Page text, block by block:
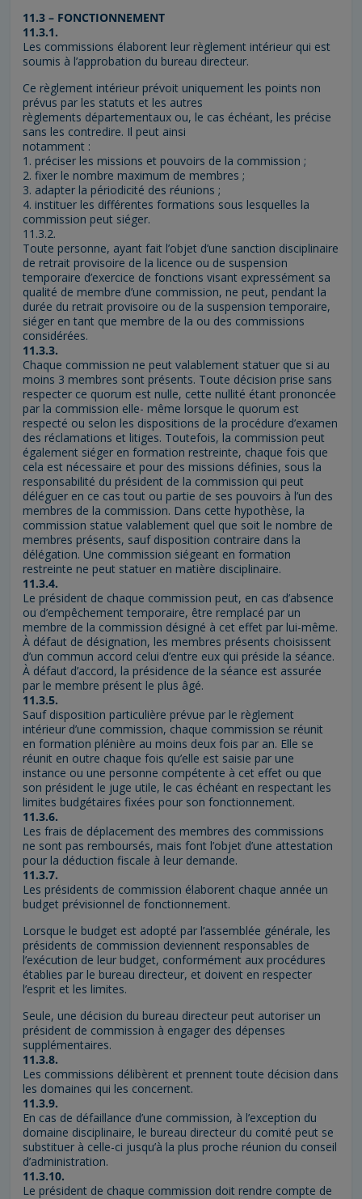
11.3 – FONCTIONNEMENT
11.3.1.
Les commissions élaborent leur règlement intérieur qui est
soumis à l’approbation du bureau directeur.
Ce règlement intérieur prévoit uniquement les points non
prévus par les statuts et les autres
règlements départementaux ou, le cas échéant, les précise
sans les contredire. Il peut ainsi
notamment :
1. préciser les missions et pouvoirs de la commission ;
2. fixer le nombre maximum de membres ;
3. adapter la périodicité des réunions ;
4. instituer les différentes formations sous lesquelles la
commission peut siéger.
11.3.2.
Toute personne, ayant fait l’objet d’une sanction disciplinaire
de retrait provisoire de la licence ou de suspension
temporaire d’exercice de fonctions visant expressément sa
qualité de membre d’une commission, ne peut, pendant la
durée du retrait provisoire ou de la suspension temporaire,
siéger en tant que membre de la ou des commissions
considérées.
11.3.3.
Chaque commission ne peut valablement statuer que si au
moins 3 membres sont présents. Toute décision prise sans
respecter ce quorum est nulle, cette nullité étant prononcée
par la commission elle- même lorsque le quorum est
respecté ou selon les dispositions de la procédure d’examen
des réclamations et litiges. Toutefois, la commission peut
également siéger en formation restreinte, chaque fois que
cela est nécessaire et pour des missions définies, sous la
responsabilité du président de la commission qui peut
déléguer en ce cas tout ou partie de ses pouvoirs à l’un des
membres de la commission. Dans cette hypothèse, la
commission statue valablement quel que soit le nombre de
membres présents, sauf disposition contraire dans la
délégation. Une commission siégeant en formation
restreinte ne peut statuer en matière disciplinaire.
11.3.4.
Le président de chaque commission peut, en cas d’absence
ou d’empêchement temporaire, être remplacé par un
membre de la commission désigné à cet effet par lui-même.
À défaut de désignation, les membres présents choisissent
d’un commun accord celui d’entre eux qui préside la séance.
À défaut d’accord, la présidence de la séance est assurée
par le membre présent le plus âgé.
11.3.5.
Sauf disposition particulière prévue par le règlement
intérieur d’une commission, chaque commission se réunit
en formation plénière au moins deux fois par an. Elle se
réunit en outre chaque fois qu’elle est saisie par une
instance ou une personne compétente à cet effet ou que
son président le juge utile, le cas échéant en respectant les
limites budgétaires fixées pour son fonctionnement.
11.3.6.
Les frais de déplacement des membres des commissions
ne sont pas remboursés, mais font l’objet d’une attestation
pour la déduction fiscale à leur demande.
11.3.7.
Les présidents de commission élaborent chaque année un
budget prévisionnel de fonctionnement.
Lorsque le budget est adopté par l’assemblée générale, les
présidents de commission deviennent responsables de
l’exécution de leur budget, conformément aux procédures
établies par le bureau directeur, et doivent en respecter
l’esprit et les limites.
Seule, une décision du bureau directeur peut autoriser un
président de commission à engager des dépenses
supplémentaires.
11.3.8.
Les commissions délibèrent et prennent toute décision dans
les domaines qui les concernent.
11.3.9.
En cas de défaillance d’une commission, à l’exception du
domaine disciplinaire, le bureau directeur du comité peut se
substituer à celle-ci jusqu’à la plus proche réunion du conseil
d’administration.
11.3.10.
Le président de chaque commission doit rendre compte de